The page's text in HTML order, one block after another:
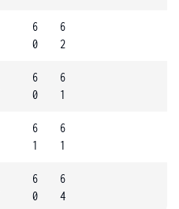
6
0
6
2
6
0
6
1
6
1
6
1
6
0
6
4